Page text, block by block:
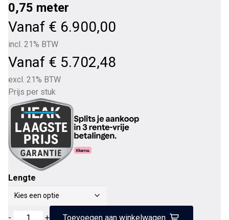
0,75 meter
Vanaf € 6.900,00
incl. 21% BTW
Vanaf € 5.702,48
excl. 21% BTW
Prijs per stuk
Lengte
IKIGAI
- +
Toevoegen aan winkelwagen